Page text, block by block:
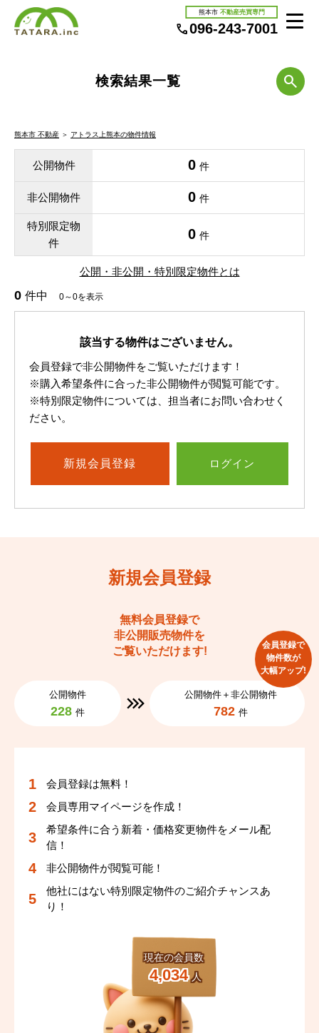
熊本市 不動産売買専門
096-243-7001
検索結果一覧
熊本市 不動産 ＞ アトラス上熊本の物件情報
公開物件 0 件
非公開物件 0 件
特別限定物
件
0 件
公開・非公開・特別限定物件とは
0 件中 0～0を表示
該当する物件はございません。
会員登録で非公開物件をご覧いただけます！
※購入希望条件に合った非公開物件が閲覧可能です。
※特別限定物件については、担当者にお問い合わせく
ださい。
新規会員登録 ログイン
新規会員登録
無料会員登録で
非公開販売物件を
ご覧いただけます!
公開物件
228 件
公開物件＋非公開物件
782 件
会員登録で
物件数が
大幅アップ!
現在の会員数
4,034 人
会員登録は無料！
会員専用マイページを作成！
希望条件に合う新着・価格変更物件をメール配
信！
非公開物件が閲覧可能！
他社にはない特別限定物件のご紹介チャンスあ
り！